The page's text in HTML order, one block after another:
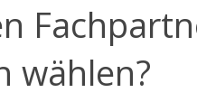
wählen?